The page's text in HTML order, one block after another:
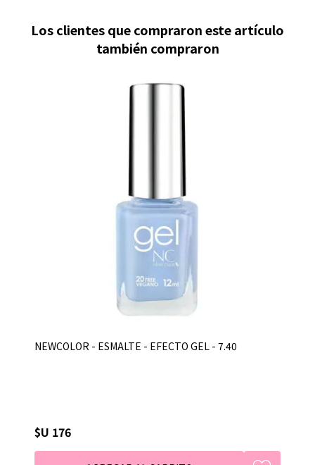
Los clientes que compraron este artículo
también compraron
NEWCOLOR - ESMALTE - EFECTO GEL - 7.40
$U 176